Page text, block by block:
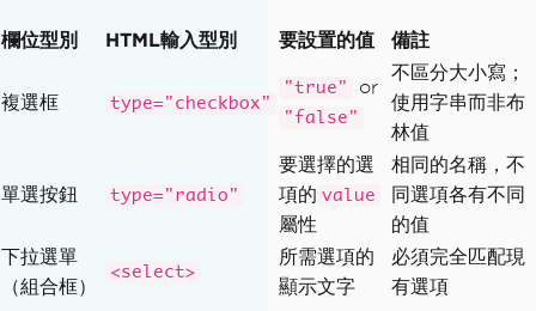
欄位型別 HTML輸入型別 要設置的值 備註
複選框 type="checkbox"
"true" or
"false"
不區分大小寫；
使用字串而非布
林值
單選按鈕 type="radio"
要選擇的選
項的 value
屬性
相同的名稱，不
同選項各有不同
的值
下拉選單
（組合框）
<select>
所需選項的
顯示文字
必須完全匹配現
有選項